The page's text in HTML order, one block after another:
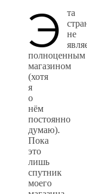
Э
та
не
полноценным
магазином
(хотя
я
о
нём
постоянно
думаю).
Пока
это
лишь
спутник
моего